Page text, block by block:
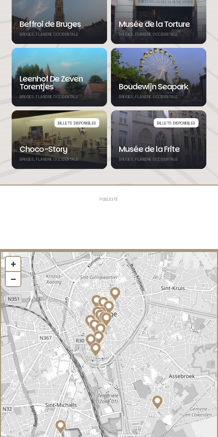
Beffroi de Bruges
BRUGES, FLANDRE OCCIDENTALE
Musée de la Torture
BRUGES, FLANDRE OCCIDENTALE
Leenhof De Zeven
Torentjes
BRUGES, FLANDRE OCCIDENTALE
Boudewijn Seapark
BRUGES, FLANDRE OCCIDENTALE
Choco-Story
BRUGES, FLANDRE OCCIDENTALE
BILLETS DISPONIBLES
Musée de la Frite
BRUGES, FLANDRE OCCIDENTALE
BILLETS DISPONIBLES
PUBLICITÉ
+
−